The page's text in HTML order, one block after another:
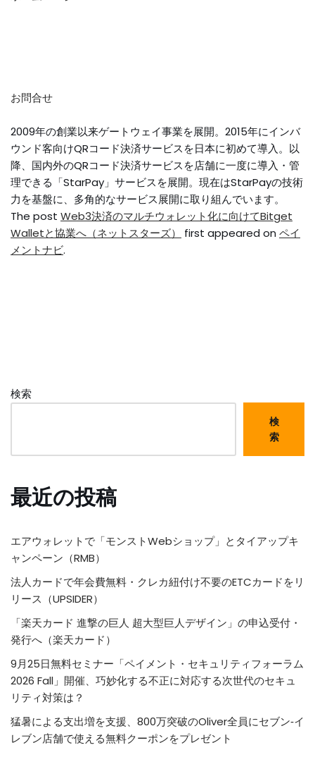
お問合せ
2009年の創業以来ゲートウェイ事業を展開。2015年にインバ
ウンド客向けQRコード決済サービスを日本に初めて導入。以
降、国内外のQRコード決済サービスを店舗に一度に導入・管
理できる「StarPay」サービスを展開。現在はStarPayの技術
力を基盤に、多角的なサービス展開に取り組んでいます。
The post Web3決済のマルチウォレット化に向けてBitget
Walletと協業へ（ネットスターズ）
first appeared on ペイ
メントナビ.
検索
検
索
最近の投稿
エアウォレットで「モンストWebショップ」とタイアップキ
ャンペーン（RMB）
法人カードで年会費無料・クレカ紐付け不要のETCカードをリ
リース（UPSIDER）
「楽天カード 進撃の巨人 超大型巨人デザイン」の申込受付・
発行へ（楽天カード）
9月25日無料セミナー「ペイメント・セキュリティフォーラム
2026 Fall」開催、巧妙化する不正に対応する次世代のセキュ
リティ対策は？
猛暑による支出増を支援、800万突破のOliver全員にセブン‐イ
レブン店舗で使える無料クーポンをプレゼント